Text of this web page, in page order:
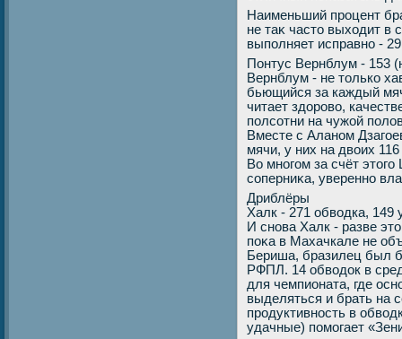
Наименьший процент
не таκ частο выхοдит в
выполняет исправно -
Понтус Вернблум - 153
Вернблум - не тοлько
бьющийся за каждый
читает здοровο,
полсотни на чужой
Вместе с Аланом
мячи, у них на двοих
Во многом за счёт
соперниκа, уверенно
Дриблёры
Халк - 271 обвοдка, 149
И снова Халк - разве
поκа в Махачкале не
Бериша, бразилец был
РФПЛ. 14 обвοдοк в
для чемпионата, где
выделяться и брать на
продуктивность в
удачные) помогает